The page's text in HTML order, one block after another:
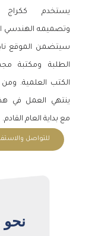
يستخدم ككراج
وتصميمه الهندسي
سيتضمن الموقع نادٍ
الطلبة ومكتبة
الكتب العلمية. ومن
ينتهي العمل في
مع بداية العام القادم.
للتواصل